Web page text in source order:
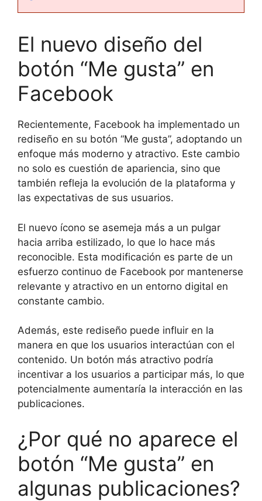
El nuevo diseño del
botón “Me gusta” en
Facebook
Recientemente, Facebook ha implementado un
rediseño en su botón “Me gusta”, adoptando un
enfoque más moderno y atractivo. Este cambio
no solo es cuestión de apariencia, sino que
también refleja la evolución de la plataforma y
las expectativas de sus usuarios.
El nuevo ícono se asemeja más a un pulgar
hacia arriba estilizado, lo que lo hace más
reconocible. Esta modificación es parte de un
esfuerzo continuo de Facebook por mantenerse
relevante y atractivo en un entorno digital en
constante cambio.
Además, este rediseño puede influir en la
manera en que los usuarios interactúan con el
contenido. Un botón más atractivo podría
incentivar a los usuarios a participar más, lo que
potencialmente aumentaría la interacción en las
publicaciones.
¿Por qué no aparece el
botón “Me gusta” en
algunas publicaciones?